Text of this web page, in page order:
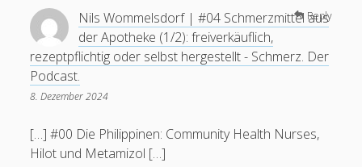
Nils Wommelsdorf | #04 Schmerzmittel aus
der Apotheke (1/2): freiverkäuflich,
rezeptpflichtig oder selbst hergestellt - Schmerz. Der
Podcast.
8. Dezember 2024
[…] #00 Die Philippinen: Community Health Nurses,
Hilot und Metamizol […]
Reply